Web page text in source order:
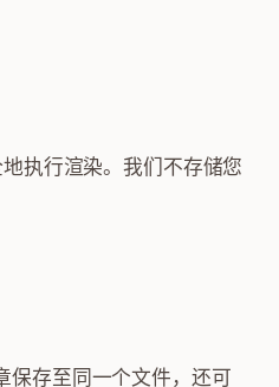
执行渲染。我们不存储您
保存至同一个文件，还可